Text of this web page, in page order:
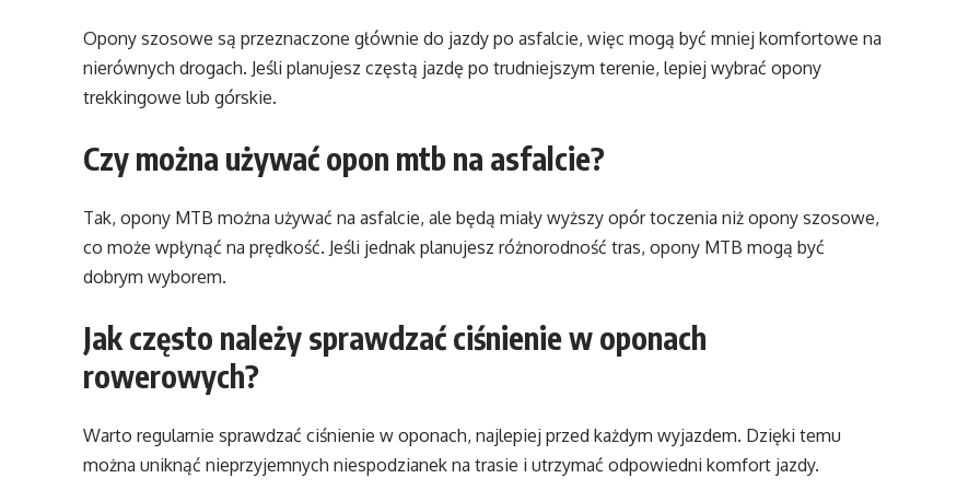
Opony szosowe są przeznaczone głównie do jazdy po asfalcie, więc mogą być mniej komfortowe na
nierównych drogach. Jeśli planujesz częstą jazdę po trudniejszym terenie, lepiej wybrać opony
trekkingowe lub górskie.
Czy można używać opon mtb na asfalcie?
Tak, opony MTB można używać na asfalcie, ale będą miały wyższy opór toczenia niż opony szosowe,
co może wpłynąć na prędkość. Jeśli jednak planujesz różnorodność tras, opony MTB mogą być
dobrym wyborem.
Jak często należy sprawdzać ciśnienie w oponach
rowerowych?
Warto regularnie sprawdzać ciśnienie w oponach, najlepiej przed każdym wyjazdem. Dzięki temu
można uniknąć nieprzyjemnych niespodzianek na trasie i utrzymać odpowiedni komfort jazdy.